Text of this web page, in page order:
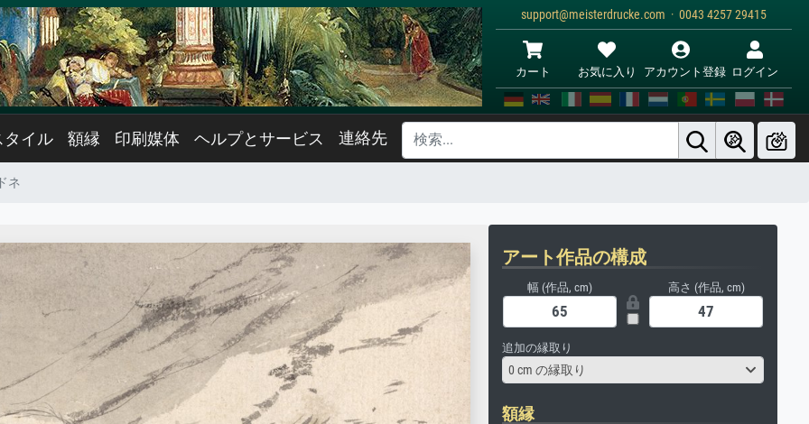
support@meisterdrucke.com · 0043 4257 29415
カート お気に入り アカウント登録 ログイン
タイル 額縁 印刷媒体 ヘルプとサービス 連絡先
ネ
アート作品の構成
幅 (作品, cm) 高さ (作品, cm)
追加の縁取り
0 cm の縁取り
額縁